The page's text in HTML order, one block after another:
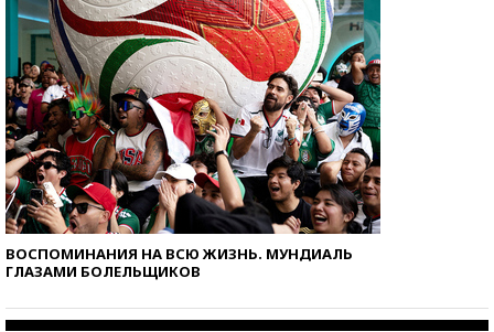
ВОСПОМИНАНИЯ НА ВСЮ ЖИЗНЬ. МУНДИАЛЬ
ГЛАЗАМИ БОЛЕЛЬЩИКОВ